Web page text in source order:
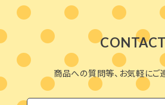
CONTACT
商品への質問等、お気軽にご